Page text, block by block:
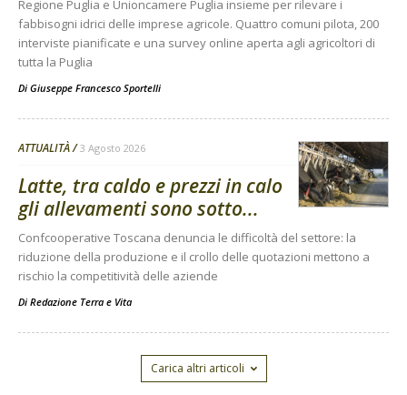
Regione Puglia e Unioncamere Puglia insieme per rilevare i
fabbisogni idrici delle imprese agricole. Quattro comuni pilota, 200
interviste pianificate e una survey online aperta agli agricoltori di
tutta la Puglia
Di Giuseppe Francesco Sportelli
ATTUALITÀ 3 Agosto 2026
Latte, tra caldo e prezzi in calo
gli allevamenti sono sotto...
Confcooperative Toscana denuncia le difficoltà del settore: la
riduzione della produzione e il crollo delle quotazioni mettono a
rischio la competitività delle aziende
Di Redazione Terra e Vita
Carica altri articoli